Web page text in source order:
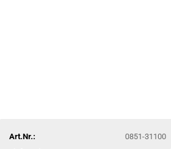
Art.Nr.:
0851-31100